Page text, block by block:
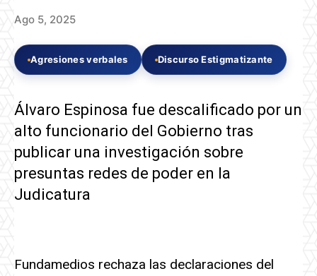
Ago 5, 2025
Agresiones verbales Discurso Estigmatizante
Álvaro Espinosa fue descalificado por un
alto funcionario del Gobierno tras
publicar una investigación sobre
presuntas redes de poder en la
Judicatura
Fundamedios rechaza las declaraciones del